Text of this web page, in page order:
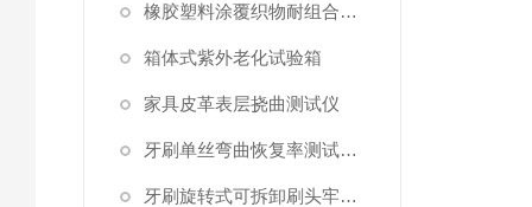
橡胶塑料涂覆织物耐组合剪切曲挠磨擦测定仪
箱体式紫外老化试验箱
家具皮革表层挠曲测试仪
牙刷单丝弯曲恢复率测试工装
牙刷旋转式可拆卸刷头牢固度测试仪